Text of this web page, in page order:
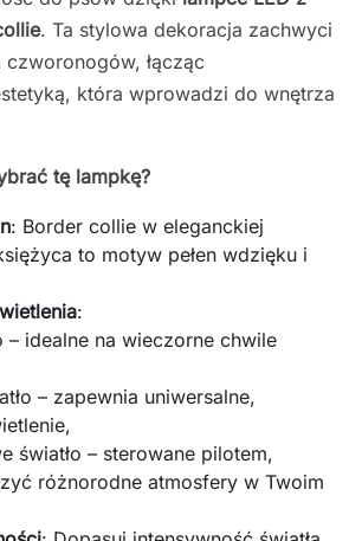
. Ta stylowa dekoracja zachwyci
czworonogów, łącząc
która wprowadzi do wnętrza
tę lampkę?
: Border collie w eleganckiej
to motyw pełen wdzięku i
:
– idealne na wieczorne chwile
– zapewnia uniwersalne,
światło – sterowane pilotem,
różnorodne atmosfery w Twoim